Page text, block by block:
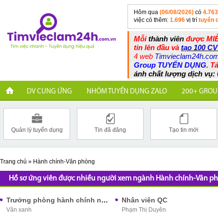
Hôm qua (06/08/2026) có 4.763
việc có thêm: 1.696 vị trí tuyển
Mỗithành viên được
tin lên đầu và tạo 100
4 web
Group TUYỂN DỤNG.
ánh chất lượng dịch vụ:
DV CUNG ỨNG NHÓM TUYỂN DỤNG ZALO 200+
Quản lý tuyển dụng Tin đã đăng Tạo tin mới
Trang chủ » Hành chính-Văn phòng
Hồ sơ ứng viên được nhiều người xem ngành Hành chính-Văn
Trưởng phòng hành chính nhân sự
Văn xanh
Nhân viên QC
Phạm Thị Duyên